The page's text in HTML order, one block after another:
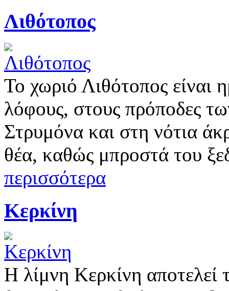
Λιθότοπος
Το χωριό Λιθότοπος είναι
λόφους, στους πρόποδες
Στρυμόνα και στη νότια
θέα, καθώς μπροστά του
περισσότερα
Κερκίνη
Η λίμνη Κερκίνη αποτελεί